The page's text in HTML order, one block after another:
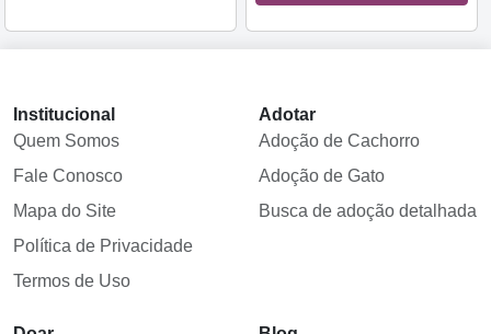
Institucional
Quem Somos
Fale Conosco
Mapa do Site
Política de Privacidade
Termos de Uso
Adotar
Adoção de Cachorro
Adoção de Gato
Busca de adoção detalhada